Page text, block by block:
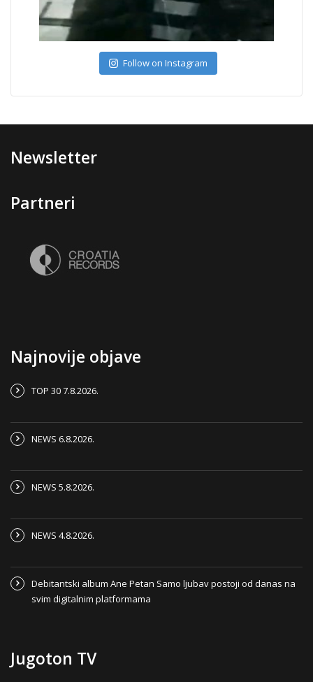
Follow on Instagram
Newsletter
Partneri
Najnovije objave
TOP 30 7.8.2026.
NEWS 6.8.2026.
NEWS 5.8.2026.
NEWS 4.8.2026.
Debitantski album Ane Petan Samo ljubav postoji od danas na
svim digitalnim platformama
Jugoton TV